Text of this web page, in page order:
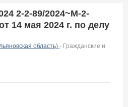
2-2-89/2024~М-2-
14 мая 2024 г. по делу
область) - Гражданские и